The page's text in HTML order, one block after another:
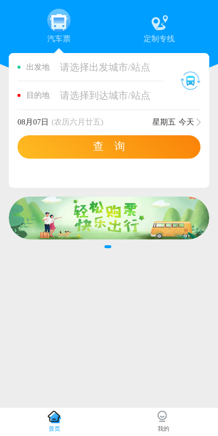
汽车票 定制专线
出发地 请选择出发城市/站点
目的地 请选择到达城市/站点
08月07日 (农历六月廿五) 星期五 今天
查 询
首页 我的